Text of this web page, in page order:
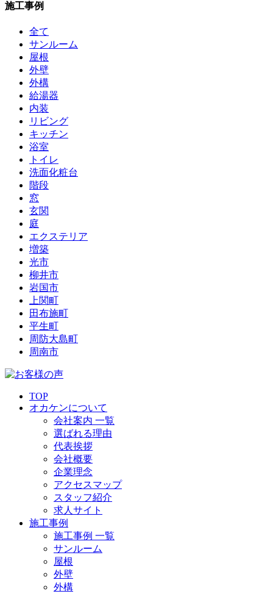
施工事例
全て
サンルーム
屋根
外壁
外構
給湯器
内装
リビング
キッチン
浴室
トイレ
洗面化粧台
階段
窓
玄関
庭
エクステリア
増築
光市
柳井市
岩国市
上関町
田布施町
平生町
周防大島町
周南市
TOP
オカケンについて
会社案内 一覧
選ばれる理由
代表挨拶
会社概要
企業理念
アクセスマップ
スタッフ紹介
求人サイト
施工事例
施工事例 一覧
サンルーム
屋根
外壁
外構